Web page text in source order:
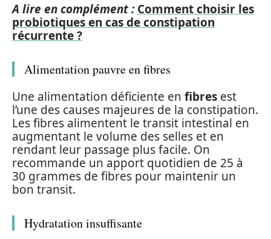
A lire en complément : Comment choisir les
probiotiques en cas de constipation
récurrente ?
Alimentation pauvre en fibres
Une alimentation déficiente en fibres est
l’une des causes majeures de la constipation.
Les fibres alimentent le transit intestinal en
augmentant le volume des selles et en
rendant leur passage plus facile. On
recommande un apport quotidien de 25 à
30 grammes de fibres pour maintenir un
bon transit.
Hydratation insuffisante